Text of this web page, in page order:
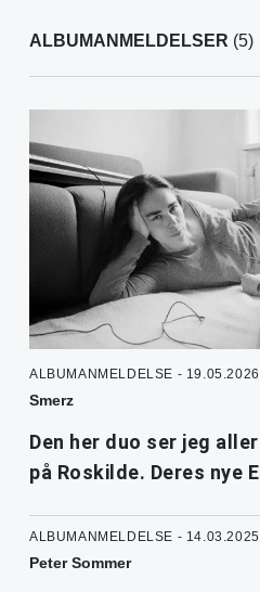
ALBUMANMELDELSER (5)
ALBUMANMELDELSE - 19.05.2026
Smerz
Den her duo ser jeg
på Roskilde. Deres nye
ALBUMANMELDELSE - 14.03.2025
Peter Sommer